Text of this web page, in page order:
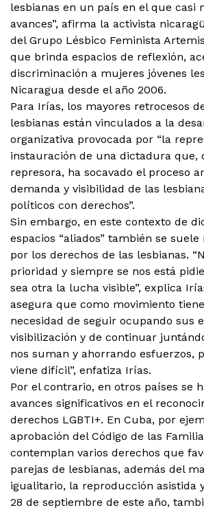
lesbianas en un país en el que casi
avances”, afirma la activista
del Grupo Lésbico Feminista
que brinda espacios de reflexión,
discriminación a mujeres jóvenes
Nicaragua desde el año 2006.
Para Irías, los mayores retrocesos
lesbianas están vinculados a la
organizativa provocada por “la
instauración de una dictadura que,
represora, ha socavado el proceso
demanda y visibilidad de las
políticos con derechos”.
Sin embargo, en este contexto de
espacios “aliados” también se
por los derechos de las lesbianas.
prioridad y siempre se nos está
sea otra la lucha visible”, explica
asegura que como movimiento
necesidad de seguir ocupando sus
visibilización y de continuar
nos suman y ahorrando esfuerzos,
viene difícil”, enfatiza Irías.
Por el contrario, en otros países se
avances significativos en el
derechos LGBTI+. En Cuba, por
aprobación del Código de las
contemplan varios derechos que
parejas de lesbianas, además del
igualitario, la reproducción asistida
28 de septiembre de este año,